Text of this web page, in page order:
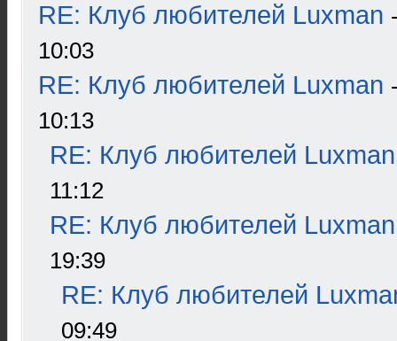
RE: Клуб любителей Luxman
10:03
RE: Клуб любителей Luxman
10:13
RE: Клуб любителей Luxman
11:12
RE: Клуб любителей Luxman
19:39
RE: Клуб любителей
09:49